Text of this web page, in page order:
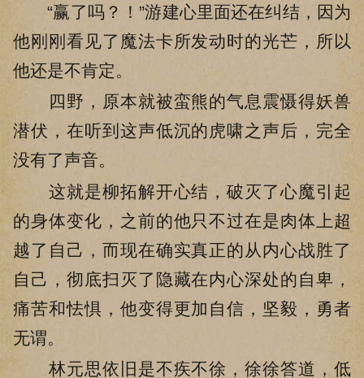
“赢了吗？！”游建心里面还在纠结，因为
他刚刚看见了魔法卡所发动时的光芒，所以
他还是不肯定。
四野，原本就被蛮熊的气息震慑得妖兽
潜伏，在听到这声低沉的虎啸之声后，完全
没有了声音。
这就是柳拓解开心结，破灭了心魔引起
的身体变化，之前的他只不过在是肉体上超
越了自己，而现在确实真正的从内心战胜了
自己，彻底扫灭了隐藏在内心深处的自卑，
痛苦和怯惧，他变得更加自信，坚毅，勇者
无谓。
林元思依旧是不疾不徐，徐徐答道，低